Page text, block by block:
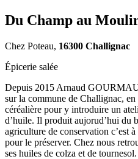
Du Champ au
Chez Poteau, 16300 Challignac
Épicerie salée
Depuis 2015 Arnaud
sur la commune de Challignac,
céréalière pour y introduire un
d’huile. Il produit aujorud’hui du
agriculture de conservation c’est
pour le préserver. Chez nous
ses huiles de colza et de tournesol.